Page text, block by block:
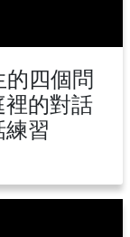
四個問
的對話
習